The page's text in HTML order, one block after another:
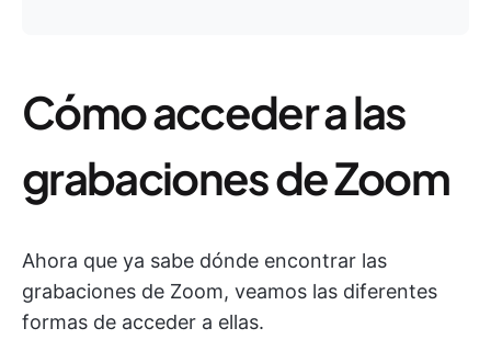
Cómo acceder a las
grabaciones de Zoom
Ahora que ya sabe dónde encontrar las
grabaciones de Zoom, veamos las diferentes
formas de acceder a ellas.